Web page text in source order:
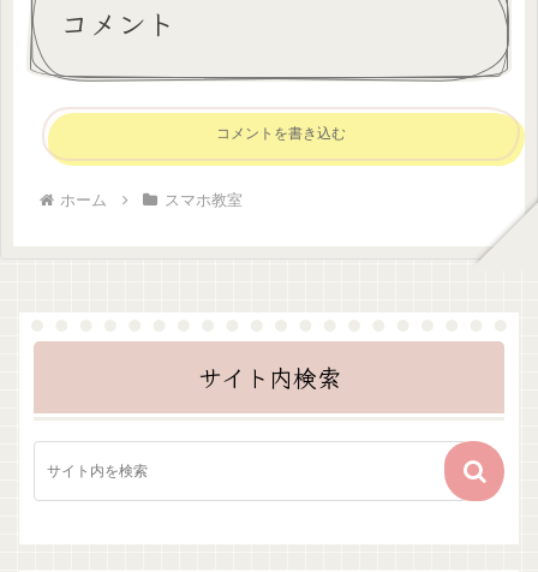
コメント
コメントを書き込む
ホーム スマホ教室
サイト内検索